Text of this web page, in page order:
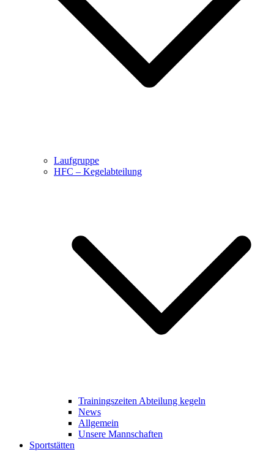
Laufgruppe
HFC – Kegelabteilung
Trainingszeiten Abteilung kegeln
News
Allgemein
Unsere Mannschaften
Sportstätten